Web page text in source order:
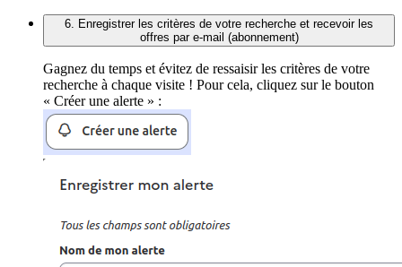
6. Enregistrer les critères de votre recherche et recevoir les
offres par e-mail (abonnement)
Gagnez du temps et évitez de ressaisir les critères de votre
recherche à chaque visite ! Pour cela, cliquez sur le bouton
« Créer une alerte » :